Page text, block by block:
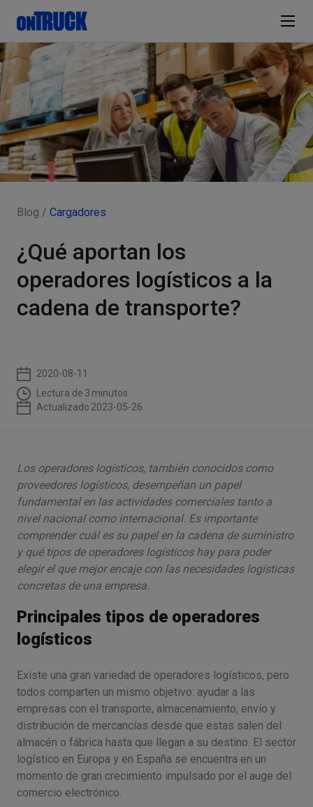
Blog / Cargadores
2020-08-11
Lectura de 3 minutos
Actualizado 2023-05-26
¿Qué aportan los
operadores logísticos a la
cadena de transporte?
Los operadores logísticos, también conocidos como
proveedores logísticos, desempeñan un papel
fundamental en las actividades comerciales tanto a
nivel nacional como internacional. Es importante
comprender cuál es su papel en la cadena de suministro
y qué tipos de operadores logísticos hay para poder
elegir el que mejor encaje con las necesidades logísticas
concretas de una empresa.
Principales tipos de operadores
logísticos
Existe una gran variedad de operadores logísticos, pero
todos comparten un mismo objetivo: ayudar a las
empresas con el transporte, almacenamiento, envío y
distribución de mercancías desde que estas salen del
almacén o fábrica hasta que llegan a su destino. El sector
logístico en Europa y en España se encuentra en un
momento de gran crecimiento impulsado por el auge del
comercio electrónico.